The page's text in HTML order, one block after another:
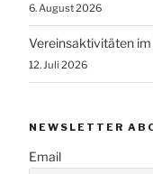
6. August 2026
Vereinsaktivitäten
12. Juli 2026
NEWSLETTER
Email